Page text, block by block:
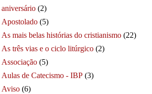
aniversário (2)
Apostolado (5)
As mais belas histórias do cristianismo (22)
As três vias e o ciclo litúrgico (2)
Associação (5)
Aulas de Catecismo - IBP (3)
Aviso (6)